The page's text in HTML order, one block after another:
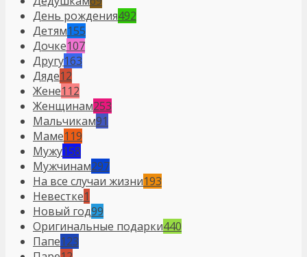
День рождения492
Детям155
Дочке107
Другу163
Дяде12
Жене112
Женщинам253
Мальчикам91
Маме119
Мужу158
Мужчинам297
На все случаи жизни193
Невестке1
Новый год99
Оригинальные подарки440
Папе123